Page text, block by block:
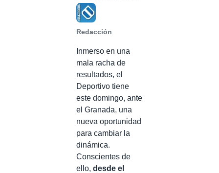
Redacción
Inmerso en una
mala racha de
resultados, el
Deportivo tiene
este domingo, ante
el Granada, una
nueva oportunidad
para cambiar la
dinámica.
Conscientes de
ello, desde el